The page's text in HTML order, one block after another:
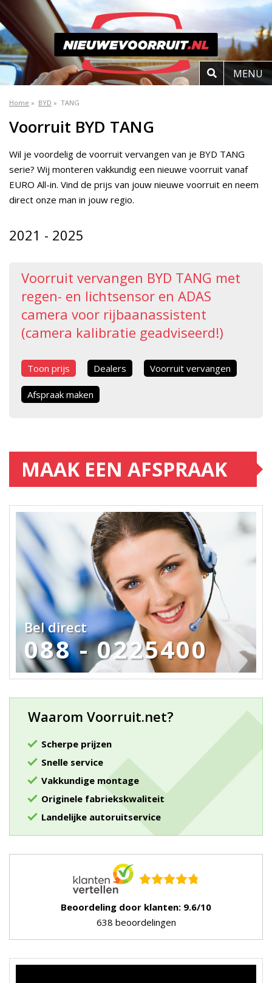
MENU
Home » BYD » TANG
Voorruit BYD TANG
Wil je voordelig de voorruit vervangen van je BYD TANG
serie? Wij monteren vakkundig een nieuwe voorruit vanaf
EURO All-in. Vind de prijs van jouw nieuwe voorruit en neem
direct onze man in jouw regio.
2021 - 2025
Voorruit vervangen BYD TANG met
regen- en lichtsensor en ADAS
camera voor rijbaanassistent
(camera kalibratie geadviseerd!)
Toon prijs Dealers Voorruit vervangen
Afspraak maken
MAAK EEN AFSPRAAK
Bel direct
088 - 0225400
Waarom Voorruit.net?
Scherpe prijzen
Snelle service
Vakkundige montage
Originele fabriekskwaliteit
Landelijke autoruitservice
Beoordeling door klanten: 9.6/10
638 beoordelingen